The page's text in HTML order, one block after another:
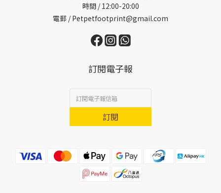
時間 / 12:00-20:00
電郵 / Petpetfootprint@gmail.com
訂閱電子報
訂閱